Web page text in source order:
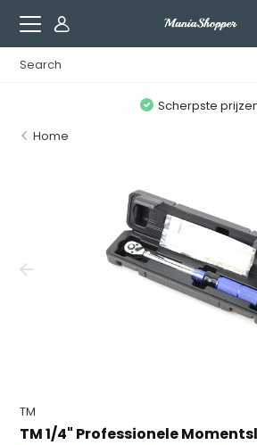
Scherpste
Home
TM
TM 1/4" Professionele